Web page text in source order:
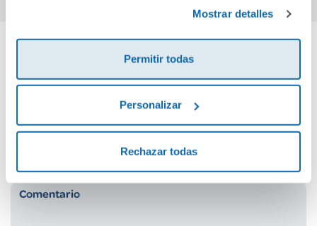
Mostrar detalles
Permitir todas
Personalizar
Rechazar todas
Cuéntanos tu opinión
¡Sé el primero en valorar este producto!
Debes iniciar sesión para poder valorarlo